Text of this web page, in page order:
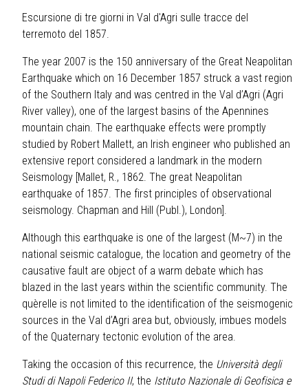
Escursione di tre giorni in Val d'Agri sulle tracce del
terremoto del 1857.
The year 2007 is the 150 anniversary of the Great Neapolitan
Earthquake which on 16 December 1857 struck a vast region
of the Southern Italy and was centred in the Val d’Agri (Agri
River valley), one of the largest basins of the Apennines
mountain chain. The earthquake effects were promptly
studied by Robert Mallett, an Irish engineer who published an
extensive report considered a landmark in the modern
Seismology [Mallet, R., 1862. The great Neapolitan
earthquake of 1857. The first principles of observational
seismology. Chapman and Hill (Publ.), London].
Although this earthquake is one of the largest (M~7) in the
national seismic catalogue, the location and geometry of the
causative fault are object of a warm debate which has
blazed in the last years within the scientific community. The
quèrelle is not limited to the identification of the seismogenic
sources in the Val d’Agri area but, obviously, imbues models
of the Quaternary tectonic evolution of the area.
Taking the occasion of this recurrence, the Università degli
Studi di Napoli Federico II, the Istituto Nazionale di Geofisica e